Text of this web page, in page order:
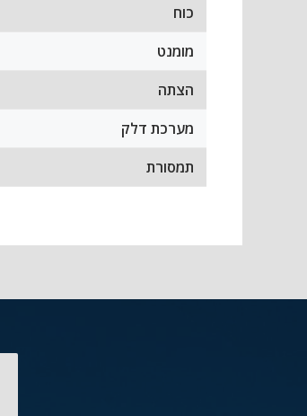
כוח
מומנט
הצתה
מערכת דלק
תמסורת